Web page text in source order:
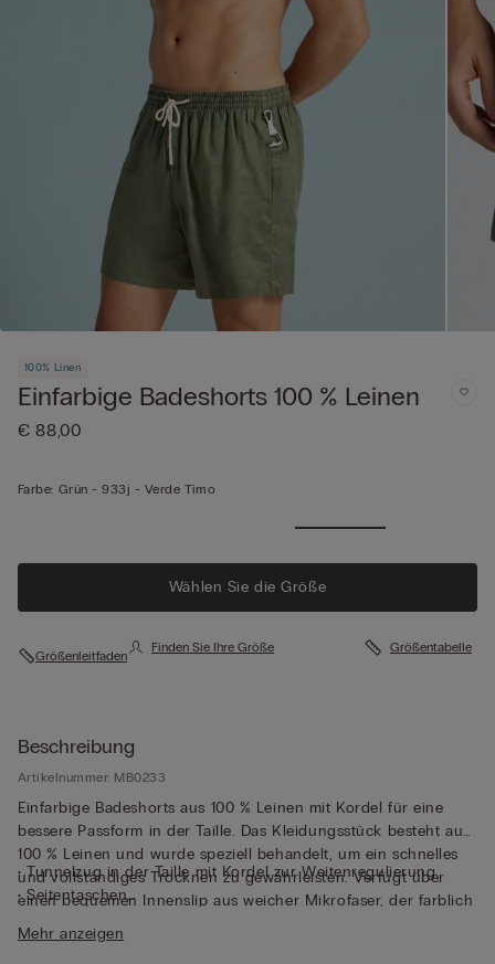
100% Linen
Einfarbige Badeshorts 100 % Leinen
€ 88,00
Farbe: Grün -933j - Verde Timo
Wählen Sie die Größe
Größenleitfaden
Finden Sie Ihre Größe Größentabelle
Beschreibung
Artikelnummer: MB0233
Einfarbige Badeshorts aus 100 % Leinen mit Kordel für eine
bessere Passform in der Taille. Das Kleidungsstück besteht aus
100 % Leinen und wurde speziell behandelt, um ein schnelles
und vollständiges Trocknen zu gewährleisten. Verfügt über
einen bequemen Innenslip aus weicher Mikrofaser, der farblich
auf das Kleidungsstück abgestimmt ist und sowohl beim Baden
als auch beim Entspannen außerhalb des Wassers Halt und
• Tunnelzug in der Taille mit Kordel zur Weitenregulierung
• Seitentaschen
• Innenfutter für hohen Tragekomfort
Mehr anzeigen